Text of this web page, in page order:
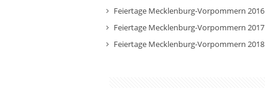
Feiertage Mecklenburg-Vorpommern 2016
Feiertage Mecklenburg-Vorpommern 2017
Feiertage Mecklenburg-Vorpommern 2018